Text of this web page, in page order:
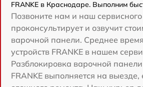
FRANKE в Краснодаре. Выполним
Позвоните нам и наш
проконсультирует и озвучит
варочной панели. Среднее
устройств FRANKE в нашем
Разблокировка варочной
FRANKE выполняется на выезде,